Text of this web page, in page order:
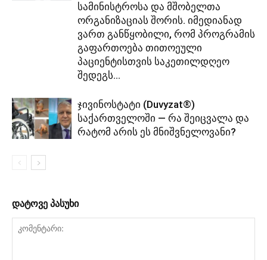
სამინისტროსა და მშობელთა
ორგანიზაციას შორის. იმედიანად
ვართ განწყობილი, რომ პროგრამის
გაფართოება თითოეული
პაციენტისთვის საკეთილდღეო
შედეგს...
ჯივინოსტატი (Duvyzat®)
საქართველოში — რა შეიცვალა და
რატომ არის ეს მნიშვნელოვანი?
დატოვე პასუხი